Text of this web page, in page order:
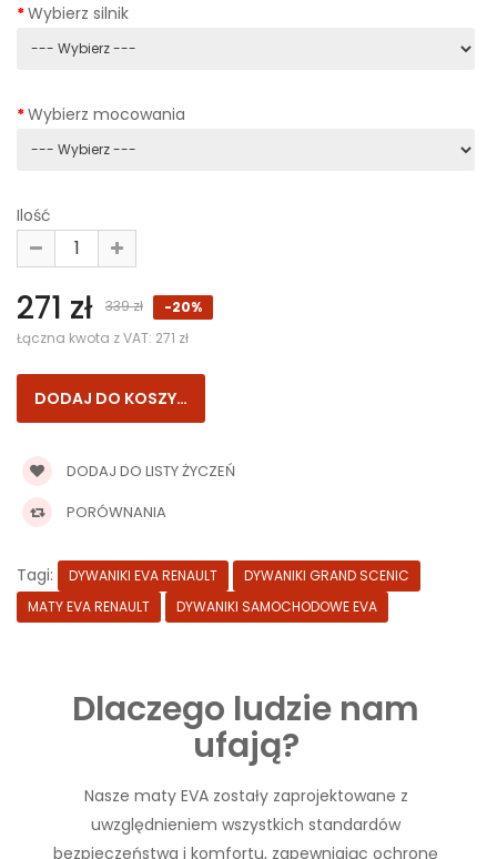
Wybierz silnik
Wybierz mocowania
Ilość
271 zł 339 zł
-20%
Łączna kwota z VAT: 271 zł
DODAJ DO LISTY ŻYCZEŃ
PORÓWNANIA
Tagi: DYWANIKI EVA RENAULT
DYWANIKI GRAND SCENIC
MATY EVA RENAULT
DYWANIKI SAMOCHODOWE EVA
Dlaczego ludzie nam
ufają?
Nasze maty EVA zostały zaprojektowane z
uwzględnieniem wszystkich standardów
bezpieczeństwa i komfortu, zapewniając ochronę